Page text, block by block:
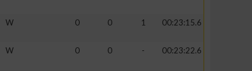
W 0 0 1 00:23:15.6
W 0 0 - 00:23:22.6